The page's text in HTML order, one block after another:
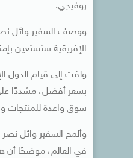
روفيجي.
ووصف السفير وائل نصر
الإفريقية ستستعين
ولفت إلى قيام الدول
بسعر أفضل، مشددًا على
سوق واعدة للمنتجات
وألمح السفير وائل نصر
في العالم، موضحًا أن